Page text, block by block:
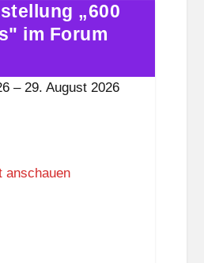
„600
im Forum
–29. August 2026
anschauen